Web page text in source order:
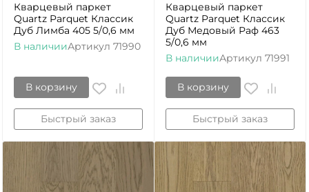
Кварцевый паркет
Quartz Parquet Классик
Дуб Лимба 405 5/0,6 мм
В наличииАртикул 71990
В корзину
Быстрый заказ
Кварцевый паркет
Quartz Parquet Классик
Дуб Медовый Раф 463
5/0,6 мм
В наличииАртикул 71991
В корзину
Быстрый заказ